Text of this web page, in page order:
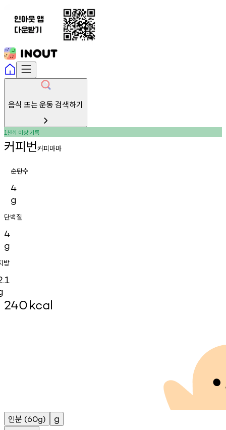
음식 또는 운동 검색하기
1천회 이상기록
커피번커피마마
순탄수
4
g
단백질
4
g
방
240kcal
인분 (60g) g